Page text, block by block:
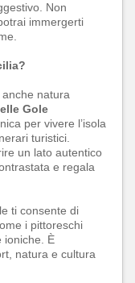
Non
immergerti
natura
Gole
per vivere l’isola
turistici.
un lato autentico
e regala
ti consente di
i pittoreschi
ioniche. È
natura e cultura